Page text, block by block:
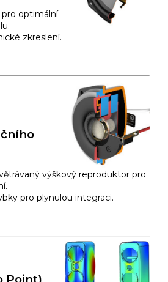
optimální
zkreslení.
výškový reproduktor pro
pro plynulou integraci.
Point)